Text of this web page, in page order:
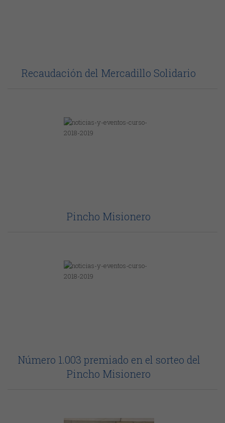
Recaudación del Mercadillo Solidario
Pincho Misionero
Número 1.003 premiado en el sorteo del
Pincho Misionero